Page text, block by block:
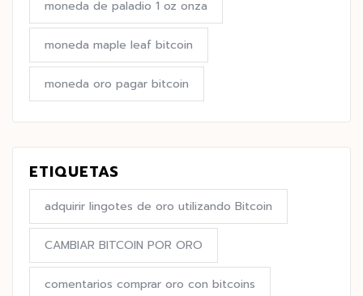
moneda de paladio 1 oz onza
moneda maple leaf bitcoin
moneda oro pagar bitcoin
ETIQUETAS
adquirir lingotes de oro utilizando Bitcoin
CAMBIAR BITCOIN POR ORO
comentarios comprar oro con bitcoins